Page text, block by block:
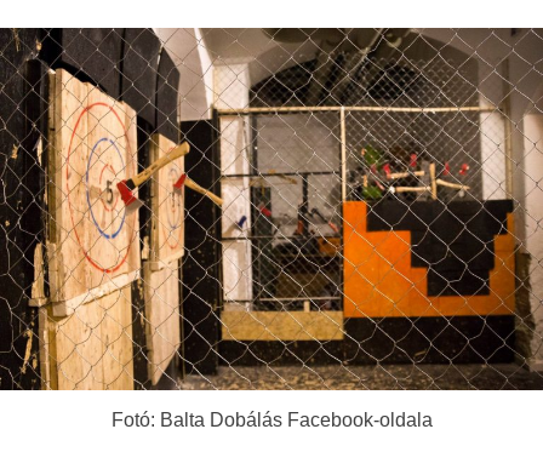
Fotó: Balta Dobálás Facebook-oldala